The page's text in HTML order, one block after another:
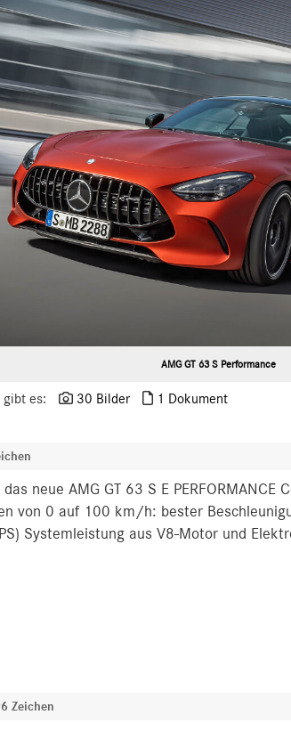
AMG GT 63 S Performance
gibt es: 30 Bilder 1 Dokument
neue AMG GT 63 S E
von 0 auf 100 km/h: bester
Systemleistung aus V8-Motor und
Zeichen